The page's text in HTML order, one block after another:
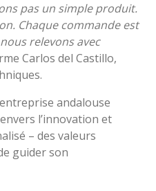
pas un simple produit.
Chaque commande est
relevons avec
Carlos del Castillo,
andalouse
l’innovation et
– des valeurs
guider son